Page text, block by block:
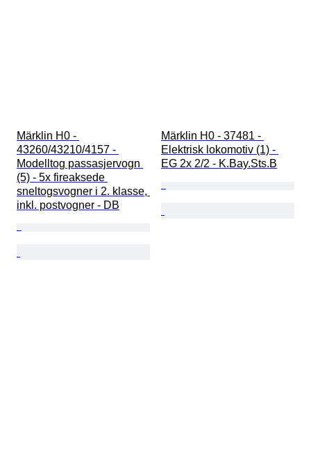
Märklin H0 -
43260/43210/4157 -
Modelltog passasjervogn
(5) - 5x fireaksede
sneltogsvogner i 2. klasse,
inkl. postvogner - DB
Märklin H0 - 37481 -
Elektrisk lokomotiv (1) -
EG 2x 2/2 - K.Bay.Sts.B